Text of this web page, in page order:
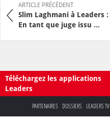
ARTICLE PRÉCÉDENT
Slim Laghmani à Leaders :
En tant que juge issu ...
Téléchargez les applications
Leaders
PARTENAIRES DOSSIERS LEADERS TV